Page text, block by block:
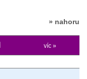
» nahoru
víc »